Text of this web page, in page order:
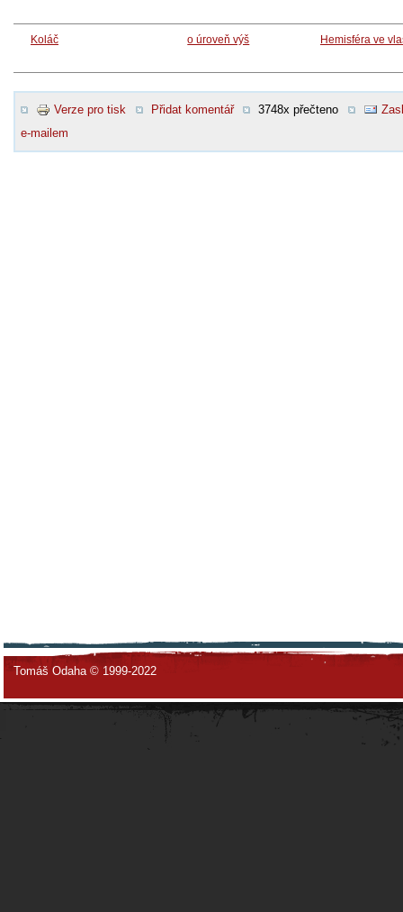
Koláč o úroveň výš Hemisféra ve
Verze pro tisk Přidat komentář 3748x přečteno
e-mailem
Tomáš Odaha © 1999-2022